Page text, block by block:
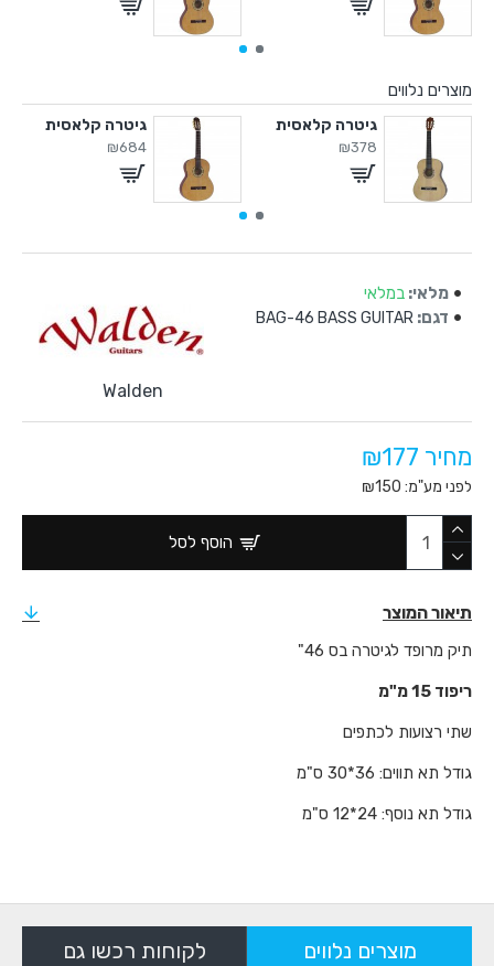
מוצרים נלווים
גיטרה קלאסית
₪378
גיטרה קלאסית
₪684
מלאי: במלאי
דגם: BAG-46 BASS GUITAR
Walden
מחיר ₪177
לפני מע"מ: ₪150
הוסף לסל
תיאור המוצר
תיק מרופד לגיטרה בס 46"
ריפוד 15 מ"מ
שתי רצועות לכתפים
גודל תא תווים: 36*30 ס"מ
גודל תא נוסף: 24*12 ס"מ
מוצרים נלווים
לקוחות רכשו גם